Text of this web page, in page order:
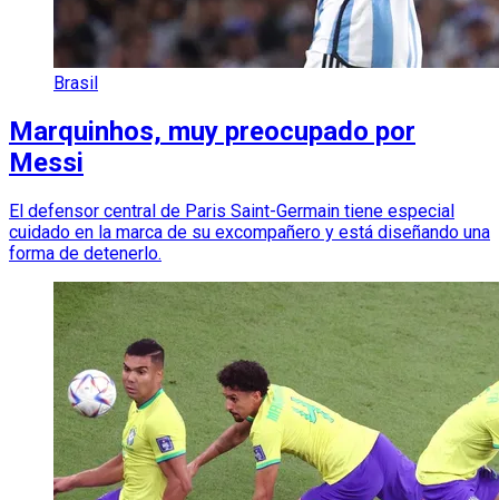
Brasil
Marquinhos, muy preocupado por
Messi
El defensor central de Paris Saint-Germain tiene especial
cuidado en la marca de su excompañero y está diseñando una
forma de detenerlo.